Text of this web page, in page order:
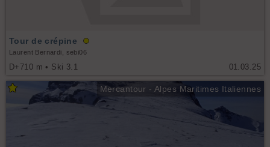
01.03.25
Tour de crépine
Laurent Bernardi, sebi06
D+710 m • Ski 3.1
Mercantour - Alpes Maritimes Italiennes